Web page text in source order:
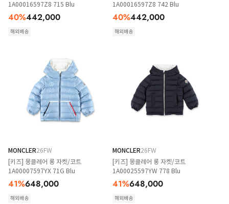
1A00016597Z8 715 Blu
40%442,000
해외배송
1A00016597Z8 742 Blu
40%442,000
해외배송
MONCLER26FW
[키즈] 몽클레어 롱 자켓/코트
1A00007597YX 71G Blu
41%648,000
해외배송
MONCLER26FW
[키즈] 몽클레어 롱 자켓/코트
1A00025597YW 778 Blu
41%648,000
해외배송